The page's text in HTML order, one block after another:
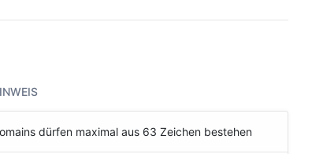
dürfen maximal aus 63 Zeichen bestehen